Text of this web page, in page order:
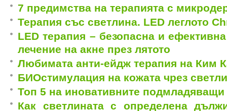
7 предимства на терапията с
Терапия със светлина. LED леглото
LED терапия – безопасна и
лечение на акне през лятото
Любимата aнти-ейдж терапия на Ким
БИОстимулация на кожата чрез
Топ 5 на иновативните подмладяващи
Как светлината с определена